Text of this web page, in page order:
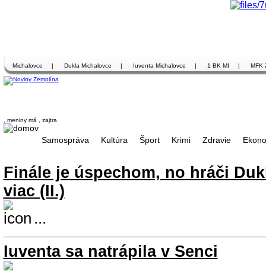
Michalovce | Dukla Michalovce | Iuventa Michalovce | 1 BK MI | MFK
, meniny má , zajtra
Samospráva Kultúra Šport Krimi Zdravie
Finále je úspechom, no hráči
viac (II.)
...
Iuventa sa natrápila v Senci